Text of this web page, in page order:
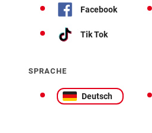
Facebook
Tik Tok
SPRACHE
Deutsch